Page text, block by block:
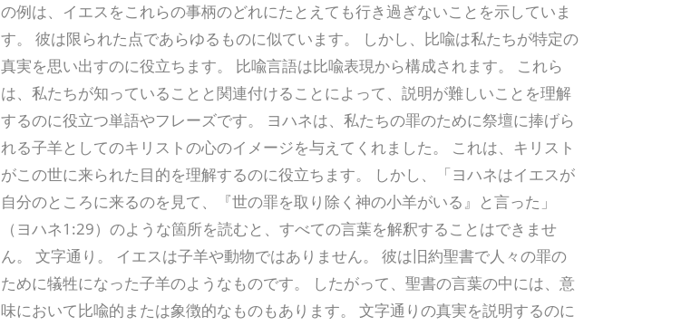
の例は、イエスをこれらの事柄のどれにたとえても行き過ぎないことを示していま
す。 彼は限られた点であらゆるものに似ています。 しかし、比喩は私たちが特定の
真実を思い出すのに役立ちます。 比喩言語は比喩表現から構成されます。 これら
は、私たちが知っていることと関連付けることによって、説明が難しいことを理解
するのに役立つ単語やフレーズです。 ヨハネは、私たちの罪のために祭壇に捧げら
れる子羊としてのキリストの心のイメージを与えてくれました。 これは、キリスト
がこの世に来られた目的を理解するのに役立ちます。 しかし、「ヨハネはイエスが
自分のところに来るのを見て、『世の罪を取り除く神の小羊がいる』と言った」
（ヨハネ1:29）のような箇所を読むと、すべての言葉を解釈することはできませ
ん。 文字通り。 イエスは子羊や動物ではありません。 彼は旧約聖書で人々の罪の
ために犠牲になった子羊のようなものです。 したがって、聖書の言葉の中には、意
味において比喩的または象徴的なものもあります。 文字通りの真実を説明するのに